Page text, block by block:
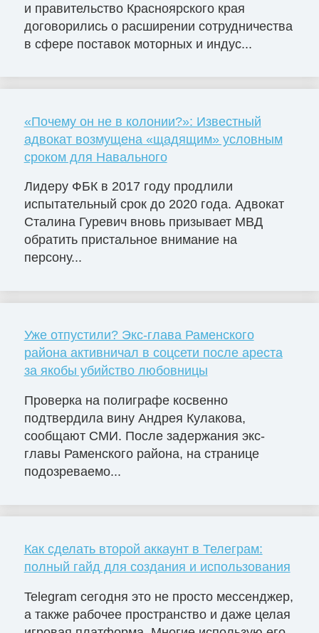
и правительство Красноярского края
договорились о расширении сотрудничества
в сфере поставок моторных и индус...
«Почему он не в колонии?»: Известный
адвокат возмущена «щадящим» условным
сроком для Навального
Лидеру ФБК в 2017 году продлили
испытательный срок до 2020 года. Адвокат
Сталина Гуревич вновь призывает МВД
обратить пристальное внимание на
персону...
Уже отпустили? Экс-глава Раменского
района активничал в соцсети после ареста
за якобы убийство любовницы
Проверка на полиграфе косвенно
подтвердила вину Андрея Кулакова,
сообщают СМИ. После задержания экс-
главы Раменского района, на странице
подозреваемо...
Как сделать второй аккаунт в Телеграм:
полный гайд для создания и использования
Telegram сегодня это не просто мессенджер,
а также рабочее пространство и даже целая